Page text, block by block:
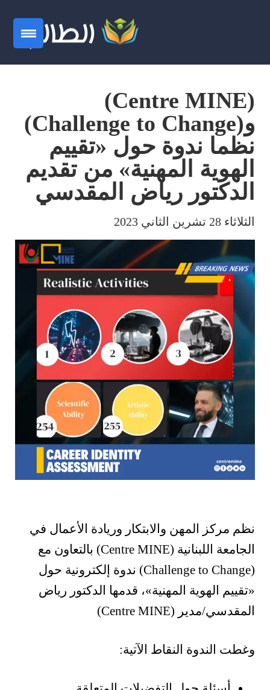
(Centre MINE)
و(Challenge to Change)
نظما ندوة حول «تقييم
الهوية المهنية» من تقديم
الدكتور رياض المقدسي
الثلاثاء 28 تشرين الثاني 2023
نظم مركز المهن والابتكار وريادة الأعمال في
الجامعة اللبنانية (Centre MINE) بالتعاون مع
(Challenge to Change) ندوة إلكترونية حول
«تقييم الهوية المهنية»، قدمها الدكتور رياض
المقدسي/مدير (Centre MINE)
وغطت الندوة النقاط الآتية: